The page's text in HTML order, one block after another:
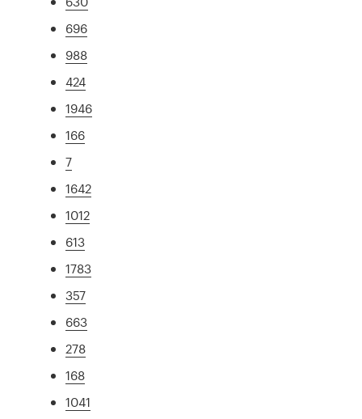
696
988
424
1946
166
7
1642
1012
613
1783
357
663
278
168
1041